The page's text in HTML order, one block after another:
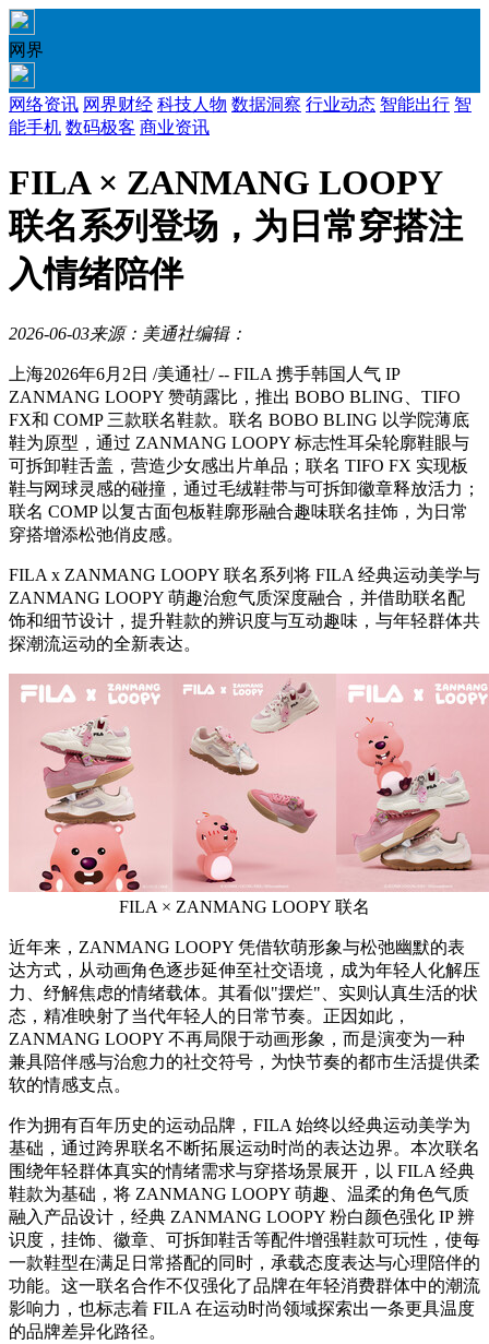
网界
网络资讯 网界财经 科技人物 数据洞察 行业动态 智能出行 智
能手机 数码极客 商业资讯
FILA × ZANMANG LOOPY
联名系列登场，为日常穿搭注
入情绪陪伴
2026-06-03来源：美通社编辑：
上海2026年6月2日 /美通社/ -- FILA 携手韩国人气 IP
ZANMANG LOOPY 赞萌露比，推出 BOBO BLING、TIFO
FX和 COMP 三款联名鞋款。联名 BOBO BLING 以学院薄底
鞋为原型，通过 ZANMANG LOOPY 标志性耳朵轮廓鞋眼与
可拆卸鞋舌盖，营造少女感出片单品；联名 TIFO FX 实现板
鞋与网球灵感的碰撞，通过毛绒鞋带与可拆卸徽章释放活力；
联名 COMP 以复古面包板鞋廓形融合趣味联名挂饰，为日常
穿搭增添松弛俏皮感。
FILA x ZANMANG LOOPY 联名系列将 FILA 经典运动美学与
ZANMANG LOOPY 萌趣治愈气质深度融合，并借助联名配
饰和细节设计，提升鞋款的辨识度与互动趣味，与年轻群体共
探潮流运动的全新表达。
FILA × ZANMANG LOOPY 联名
近年来，ZANMANG LOOPY 凭借软萌形象与松弛幽默的表
达方式，从动画角色逐步延伸至社交语境，成为年轻人化解压
力、纾解焦虑的情绪载体。其看似"摆烂"、实则认真生活的状
态，精准映射了当代年轻人的日常节奏。正因如此，
ZANMANG LOOPY 不再局限于动画形象，而是演变为一种
兼具陪伴感与治愈力的社交符号，为快节奏的都市生活提供柔
软的情感支点。
作为拥有百年历史的运动品牌，FILA 始终以经典运动美学为
基础，通过跨界联名不断拓展运动时尚的表达边界。本次联名
围绕年轻群体真实的情绪需求与穿搭场景展开，以 FILA 经典
鞋款为基础，将 ZANMANG LOOPY 萌趣、温柔的角色气质
融入产品设计，经典 ZANMANG LOOPY 粉白颜色强化 IP 辨
识度，挂饰、徽章、可拆卸鞋舌等配件增强鞋款可玩性，使每
一款鞋型在满足日常搭配的同时，承载态度表达与心理陪伴的
功能。这一联名合作不仅强化了品牌在年轻消费群体中的潮流
影响力，也标志着 FILA 在运动时尚领域探索出一条更具温度
的品牌差异化路径。